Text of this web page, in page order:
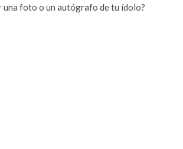
una foto o un autógrafo de tu ídolo?